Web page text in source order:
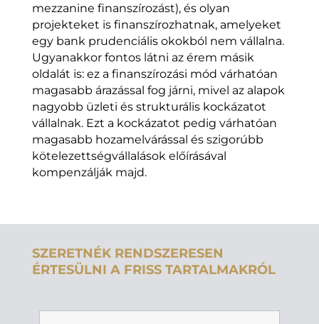
mezzanine finanszírozást), és olyan
projekteket is finanszírozhatnak, amelyeket
egy bank prudenciális okokból nem vállalna.
Ugyanakkor fontos látni az érem másik
oldalát is: ez a finanszírozási mód várhatóan
magasabb árazással fog járni, mivel az alapok
nagyobb üzleti és strukturális kockázatot
vállalnak. Ezt a kockázatot pedig várhatóan
magasabb hozamelvárással és szigorúbb
kötelezettségvállalások előírásával
kompenzálják majd.
SZERETNÉK RENDSZERESEN
ÉRTESÜLNI A FRISS TARTALMAKRÓL